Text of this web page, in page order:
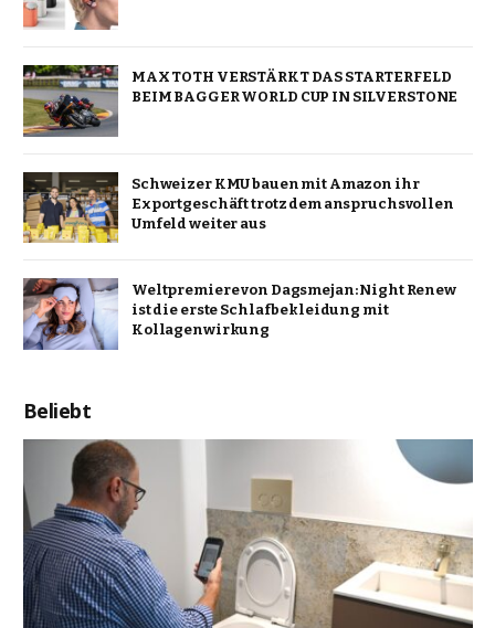
MAX TOTH VERSTÄRKT DAS STARTERFELD
BEIM BAGGER WORLD CUP IN SILVERSTONE
Schweizer KMU bauen mit Amazon ihr
Exportgeschäft trotz dem anspruchsvollen
Umfeld weiter aus
Weltpremiere von Dagsmejan: Night Renew
ist die erste Schlafbekleidung mit
Kollagenwirkung
Beliebt